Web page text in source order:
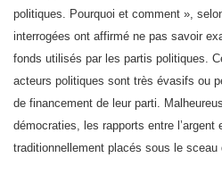
politiques. Pourquoi et comment »,
interrogées ont affirmé ne pas savoir
fonds utilisés par les partis politiques.
acteurs politiques sont très évasifs ou
de financement de leur parti.
démocraties, les rapports entre l’argent
traditionnellement placés sous le sceau